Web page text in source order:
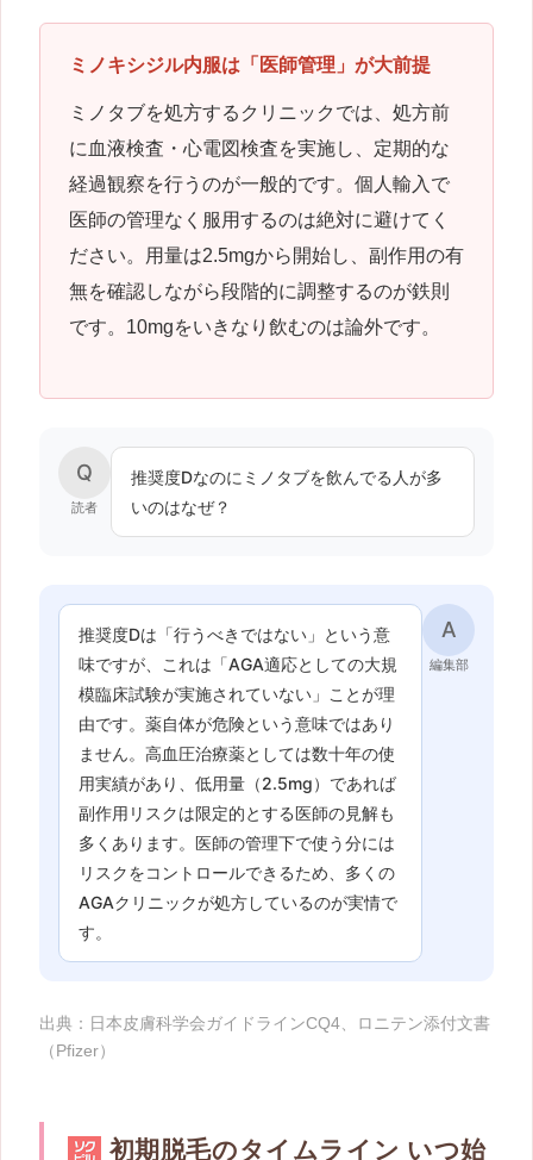
ミノキシジル内服は「医師管理」が大前提
ミノタブを処方するクリニックでは、処方前
に血液検査・心電図検査を実施し、定期的な
経過観察を行うのが一般的です。個人輸入で
医師の管理なく服用するのは絶対に避けてく
ださい。用量は2.5mgから開始し、副作用の有
無を確認しながら段階的に調整するのが鉄則
です。10mgをいきなり飲むのは論外です。
Q
読者
推奨度Dなのにミノタブを飲んでる人が多
いのはなぜ？
A
編集部
推奨度Dは「行うべきではない」という意
味ですが、これは「AGA適応としての大規
模臨床試験が実施されていない」ことが理
由です。薬自体が危険という意味ではあり
ません。高血圧治療薬としては数十年の使
用実績があり、低用量（2.5mg）であれば
副作用リスクは限定的とする医師の見解も
多くあります。医師の管理下で使う分には
リスクをコントロールできるため、多くの
AGAクリニックが処方しているのが実情で
す。
出典：日本皮膚科学会ガイドラインCQ4、ロニテン添付文書
（Pfizer）
初期脱毛のタイムライン いつ始